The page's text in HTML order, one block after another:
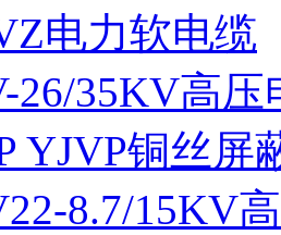
电力软电缆
26/35KV高压
YJVP铜丝屏
8.7/15KV